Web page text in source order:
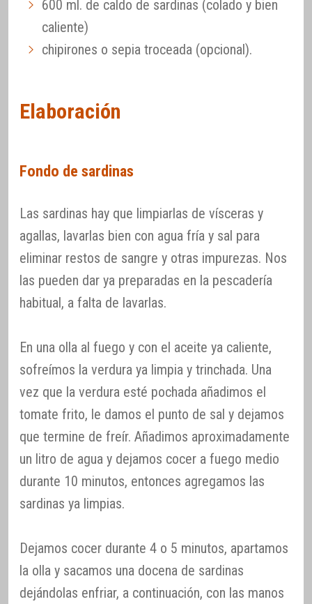
600 ml. de caldo de sardinas (colado y bien
caliente)
chipirones o sepia troceada (opcional).
Elaboración
Fondo de sardinas
Las sardinas hay que limpiarlas de vísceras y
agallas, lavarlas bien con agua fría y sal para
eliminar restos de sangre y otras impurezas. Nos
las pueden dar ya preparadas en la pescadería
habitual, a falta de lavarlas.
En una olla al fuego y con el aceite ya caliente,
sofreímos la verdura ya limpia y trinchada. Una
vez que la verdura esté pochada añadimos el
tomate frito, le damos el punto de sal y dejamos
que termine de freír. Añadimos aproximadamente
un litro de agua y dejamos cocer a fuego medio
durante 10 minutos, entonces agregamos las
sardinas ya limpias.
Dejamos cocer durante 4 o 5 minutos, apartamos
la olla y sacamos una docena de sardinas
dejándolas enfriar, a continuación, con las manos